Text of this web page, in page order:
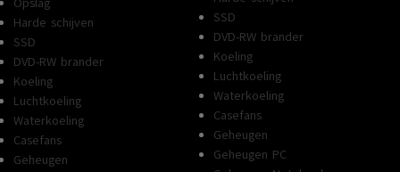
Harde schijven
SSD
DVD-RW brander
Koeling
Luchtkoeling
Waterkoeling
Casefans
Geheugen
SSD
DVD-RW brander
Koeling
Luchtkoeling
Waterkoeling
Casefans
Geheugen
Geheugen PC